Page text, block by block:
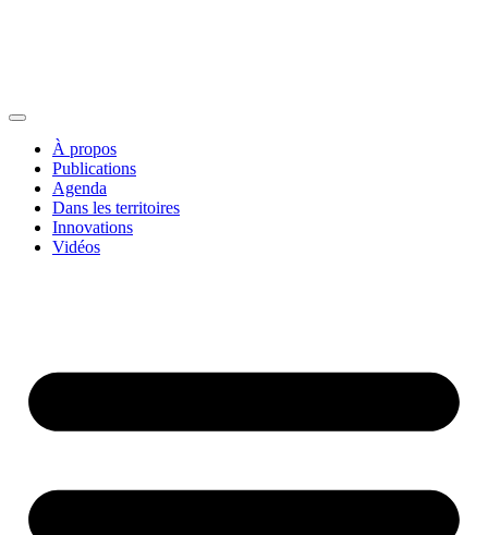
À propos
Publications
Agenda
Dans les territoires
Innovations
Vidéos